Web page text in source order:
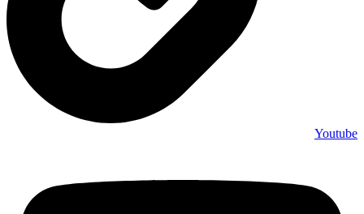
Youtube